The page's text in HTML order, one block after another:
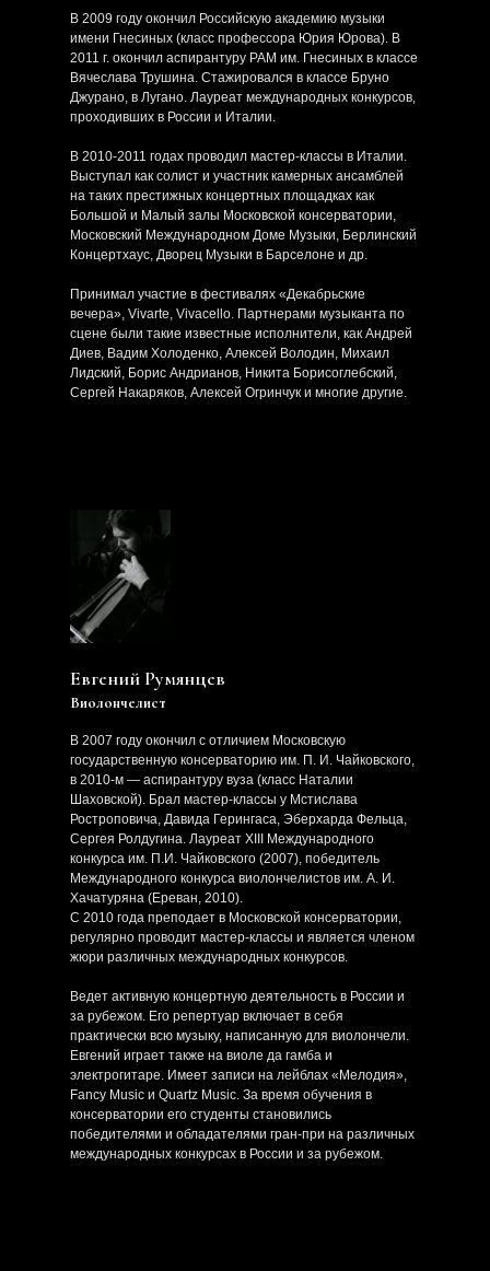
В 2009 году окончил Российскую академию музыки
имени Гнесиных (класс профессора Юрия Юрова). В
2011 г. окончил аспирантуру РАМ им. Гнесиных в классе
Вячеслава Трушина. Стажировался в классе Бруно
Джурано, в Лугано. Лауреат международных конкурсов,
проходивших в России и Италии.
В 2010-2011 годах проводил мастер-классы в Италии.
Выступал как солист и участник камерных ансамблей
на таких престижных концертных площадках как
Большой и Малый залы Московской консерватории,
Московский Международном Доме Музыки, Берлинский
Концертхаус, Дворец Музыки в Барселоне и др.
Принимал участие в фестивалях «Декабрьские
вечера», Vivarte, Vivacello. Партнерами музыканта по
сцене были такие известные исполнители, как Андрей
Диев, Вадим Холоденко, Алексей Володин, Михаил
Лидский, Борис Андрианов, Никита Борисоглебский,
Сергей Накаряков, Алексей Огринчук и многие другие.
В 2007 году окончил с отличием Московскую
государственную консерваторию им. П. И. Чайковского,
в 2010-м — аспирантуру вуза (класс Наталии
Шаховской). Брал мастер-классы у Мстислава
Ростроповича, Давида Герингаса, Эберхарда Фельца,
Сергея Ролдугина. Лауреат XIII Международного
конкурса им. П.И. Чайковского (2007), победитель
Международного конкурса виолончелистов им. А. И.
Хачатуряна (Ереван, 2010).
С 2010 года преподает в Московской консерватории,
регулярно проводит мастер-классы и является членом
жюри различных международных конкурсов.
Ведет активную концертную деятельность в России и
за рубежом. Его репертуар включает в себя
практически всю музыку, написанную для виолончели.
Евгений играет также на виоле да гамба и
электрогитаре. Имеет записи на лейблах «Мелодия»,
Fancy Music и Quartz Music. За время обучения в
консерватории его студенты становились
победителями и обладателями гран-при на различных
международных конкурсах в России и за рубежом.
Евгений Румянцев
Виолончелист